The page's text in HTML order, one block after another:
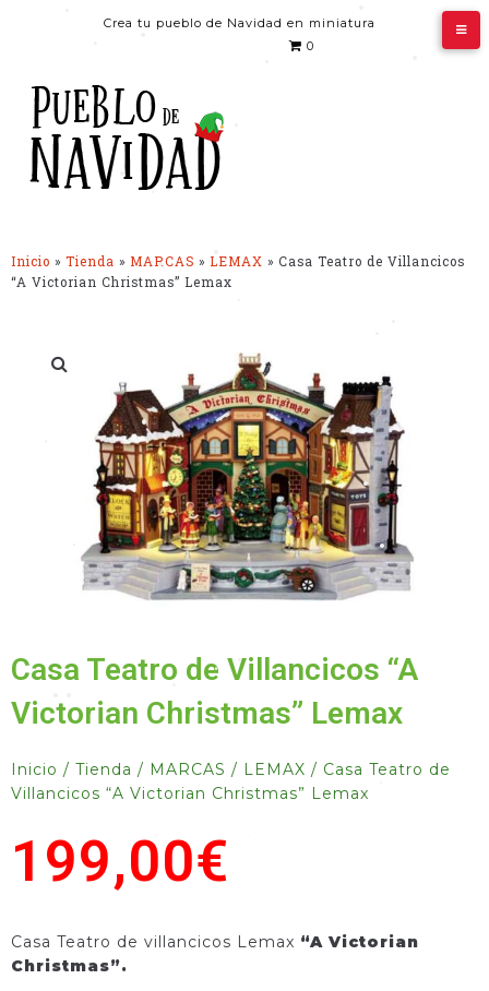
•
•
•
•
•
•
•
•
•
•
•
•
•
Crea tu pueblo de Navidad en miniatura
0
Inicio » Tienda » MARCAS » LEMAX » Casa Teatro de Villancicos
“A Victorian Christmas” Lemax
Casa Teatro de Villancicos “A
Victorian Christmas” Lemax
Inicio / Tienda / MARCAS / LEMAX / Casa Teatro de
Villancicos “A Victorian Christmas” Lemax
199,00€
Casa Teatro de villancicos Lemax “A Victorian
Christmas”.